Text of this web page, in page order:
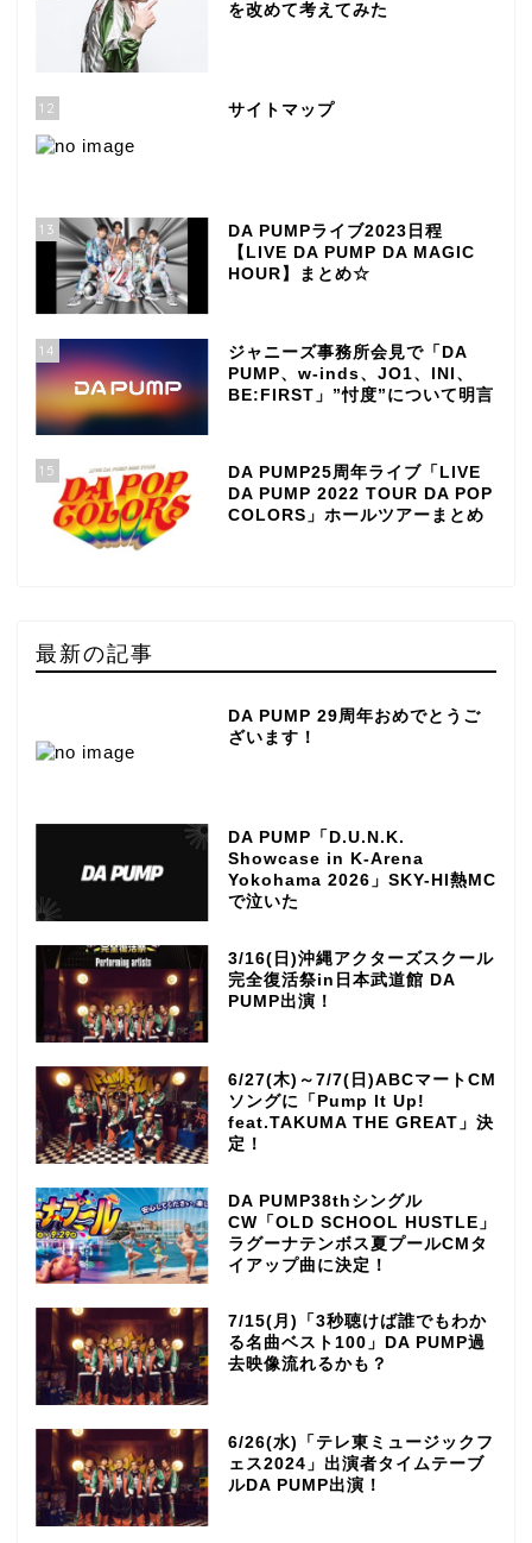
を改めて考えてみた
12 サイトマップ
13
DA PUMPライブ2023日程
【LIVE DA PUMP DA MAGIC
HOUR】まとめ☆
14
ジャニーズ事務所会見で「DA
PUMP、w-inds、JO1、INI、
BE:FIRST」”忖度”について明言
15
DA PUMP25周年ライブ「LIVE
DA PUMP 2022 TOUR DA POP
COLORS」ホールツアーまとめ
最新の記事
DA PUMP 29周年おめでとうご
ざいます！
DA PUMP「D.U.N.K.
Showcase in K-Arena
Yokohama 2026」SKY-HI熱MC
で泣いた
3/16(日)沖縄アクターズスクール
完全復活祭in日本武道館 DA
PUMP出演！
6/27(木)～7/7(日)ABCマートCM
ソングに「Pump It Up!
feat.TAKUMA THE GREAT」決
定！
DA PUMP38thシングル
CW「OLD SCHOOL HUSTLE」
ラグーナテンボス夏プールCMタ
イアップ曲に決定！
7/15(月)「3秒聴けば誰でもわか
る名曲ベスト100」DA PUMP過
去映像流れるかも？
6/26(水)「テレ東ミュージックフ
ェス2024」出演者タイムテーブ
ルDA PUMP出演！